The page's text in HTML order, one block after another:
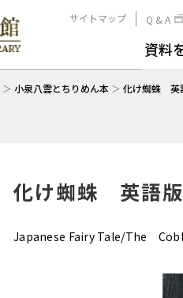
サイトマップ Q & A
資料
＞ 小泉八雲とちりめん本 ＞ 化け蜘蛛 英
化け蜘蛛 英語
Japanese Fairy Tale/The